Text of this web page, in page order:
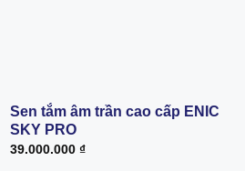
Sen tắm âm trần cao cấp ENIC
SKY PRO
39.000.000 ₫